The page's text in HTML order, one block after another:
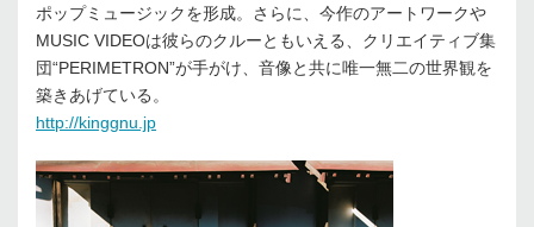
ポップミュージックを形成。さらに、今作のアートワークや
MUSIC VIDEOは彼らのクルーともいえる、クリエイティブ集
団“PERIMETRON”が手がけ、音像と共に唯一無二の世界観を
築きあげている。
http://kinggnu.jp